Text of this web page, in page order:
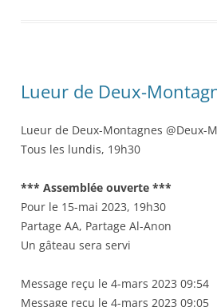
Lueur de Deux-
Lueur de Deux-Montagnes @Deux-
Tous les lundis, 19h30
*** Assemblée ouverte ***
Pour le 15-mai 2023, 19h30
Partage AA, Partage Al-Anon
Un gâteau sera servi
Message reçu le 4-mars 2023 09:54
Message reçu le 4-mars 2023 09:05